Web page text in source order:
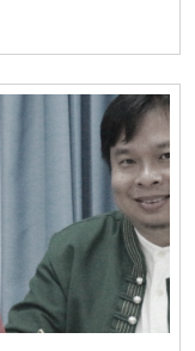
มูลนิธิ People
ร่วมมือทางวิชาการ
มมือทางด้านวิชาการ